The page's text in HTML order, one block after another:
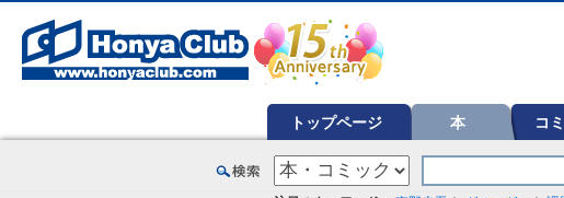
トップページ 本 コ